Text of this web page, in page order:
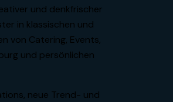
und denkfrischer
in klassischen und
von Catering, Events,
und persönlichen
neue Trend- und